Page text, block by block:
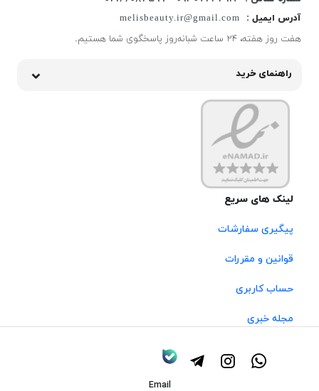
آدرس ایمیل :
melisbeauty.ir@gmail.com
هفت روز هفته، ۲۴ ساعت شبانه‌روز پاسخگوی شما هستیم.
راهنمای خرید
لینک های سریع
پیگیری سفارشات
قوانین و مقررات
حساب کاربری
مجله خبری
Email